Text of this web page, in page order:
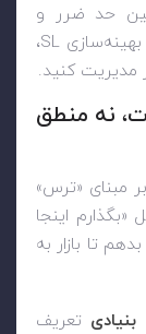
حد ضرر و
شیوه‌های اصلاح آن را بررسی می‌کنیم تا با بهینه‌سازی SL،
مدیریت کنید.
نه منطق
مبنای «ترس»
«بگذارم اینجا
تا بازار به
تعریف